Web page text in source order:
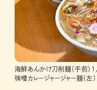
海鮮あんかけ刀削麺（手前）
味噌カレージャージャー麺（左